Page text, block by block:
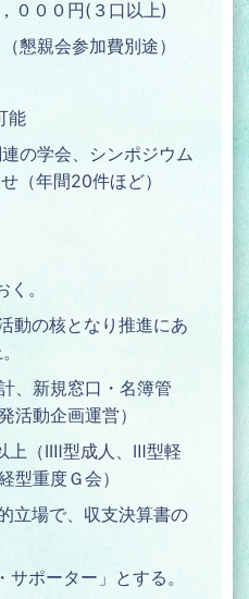
０００円(３口以上)
懇親会参加費別途）
能
の学会、シンポジウム
（年間20件ほど）
。
の核となり推進にあ
、新規窓口・名簿管
活動企画運営）
上（ⅠⅢ型成人、Ⅲ型軽
型重度Ｇ会）
場で、収支決算書の
ポーター」とする。